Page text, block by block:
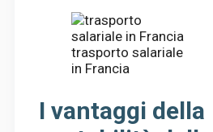
trasporto salariale
in Francia
I vantaggi della